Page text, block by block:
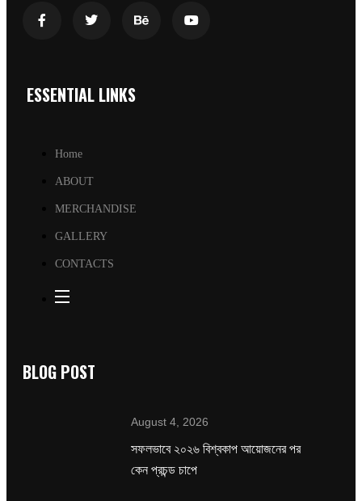
ESSENTIAL LINKS
Home
ABOUT
MERCHANDISE
GALLERY
CONTACTS
BLOG POST
August 4, 2026
সফলভাবে ২০২৬ বিশ্বকাপ আয়োজনের পর
কেন প্রচন্ড চাপে